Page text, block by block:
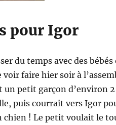
pour Igor
du temps avec des bébés
faire hier soir à
un petit garçon d’environ 2
puis courrait vers Igor
chien ! Le petit voulait le